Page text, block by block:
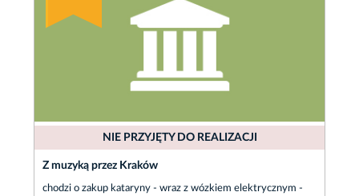
NIE PRZYJĘTY DO REALIZACJI
Z muzyką przez Kraków
chodzi o zakup kataryny - wraz z wózkiem elektrycznym -